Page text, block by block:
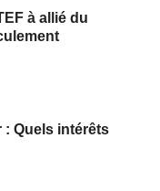
à allié du
: Quels intérêts